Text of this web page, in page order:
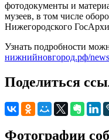
фотодокументы и
музеев, в том числе
Нижегородского
Узнать подробности
нижнийновгород.рф/
Поделиться
Фотографии